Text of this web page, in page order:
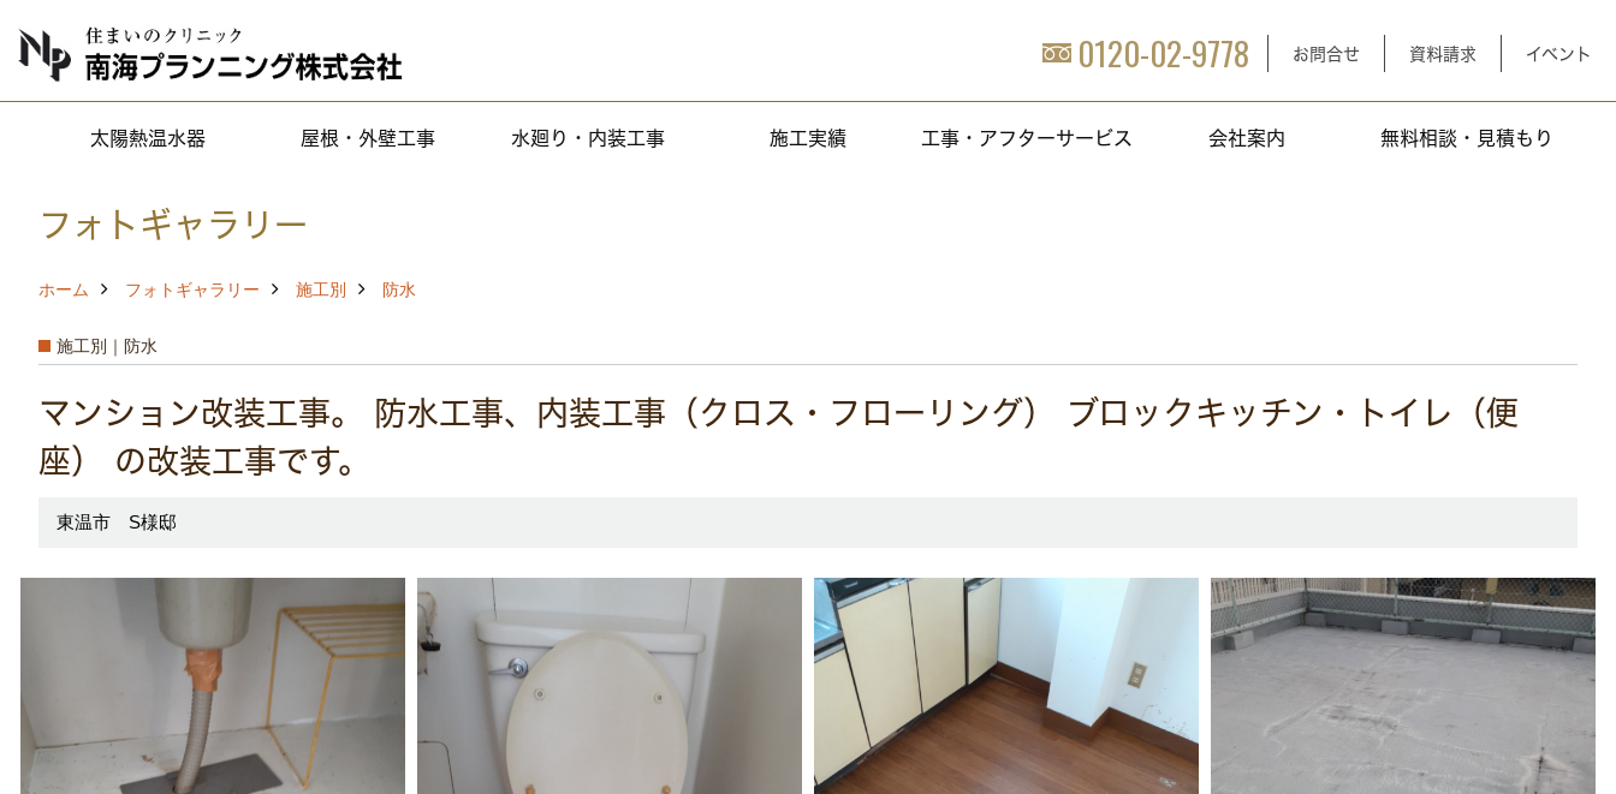
0120-02-9778 お問合せ 資料請求 イベント
太陽熱温水器 屋根・外壁工事 水廻り・内装工事 施工実績 工事・アフターサービス 会社案内 無料相談・見積もり
フォトギャラリー
ホーム フォトギャラリー 施工別 防水
施工別｜防水
マンション改装工事。 防水工事、内装工事（クロス・フローリング） ブロックキッチン・トイレ（便
座） の改装工事です。
東温市 S様邸